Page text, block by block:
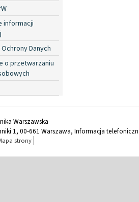
informacji
Danych
o przetwarzaniu
Warszawska
1, 00-661 Warszawa, Informacja
strony